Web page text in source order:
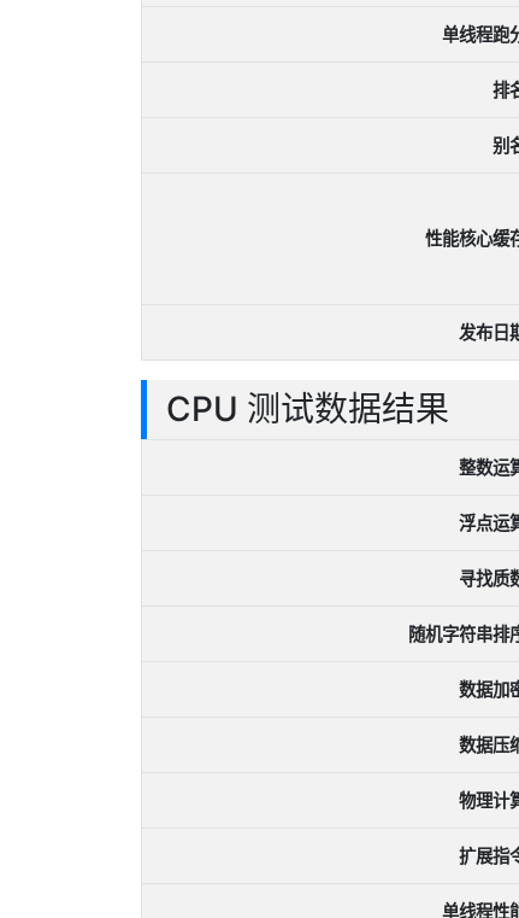
单线程跑
排
别
性能核心缓
发布日
CPU 测试数据结果
整数运
浮点运
寻找质
随机字符串排
数据加
数据压
物理计
扩展指
单线程性